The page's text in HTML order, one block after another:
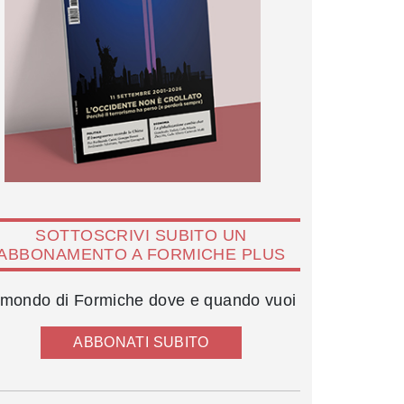
SOTTOSCRIVI SUBITO UN
A FORMICHE PLUS
di Formiche dove e quando vuoi
ABBONATI SUBITO